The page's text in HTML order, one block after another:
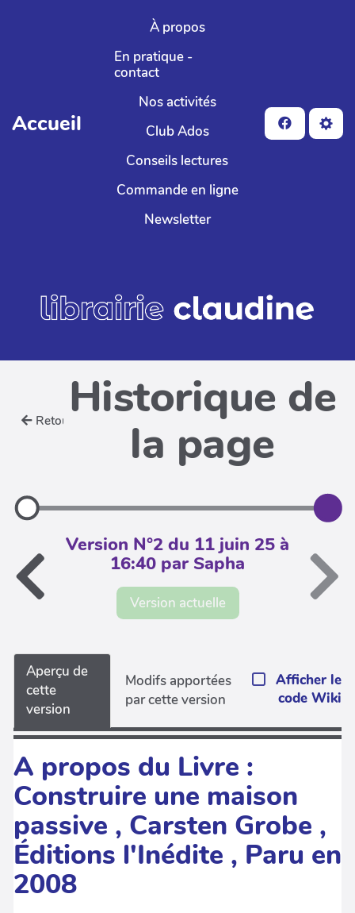
Aller au contenu principal
Accueil
À propos
En pratique -
contact
Nos activités
Club Ados
Conseils lectures
Commande en ligne
Newsletter
Retour Historique de
la page
Version N°2 du 11 juin 25 à
16:40 par Sapha
Version actuelle
Aperçu de
cette
version
Modifs apportées
par cette version
Afficher le
code Wiki